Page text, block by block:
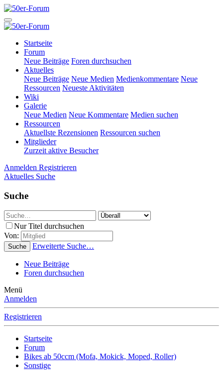
Startseite
Forum
Neue Beiträge Foren durchsuchen
Aktuelles
Neue Beiträge Neue Medien Medienkommentare Neue
Ressourcen Neueste Aktivitäten
Wiki
Galerie
Neue Medien Neue Kommentare Medien suchen
Ressourcen
Aktuellste Rezensionen Ressourcen suchen
Mitglieder
Zurzeit aktive Besucher
Anmelden Registrieren
Aktuelles Suche
Suche
Nur Titel durchsuchen
Von:
Suche Erweiterte Suche…
Neue Beiträge
Foren durchsuchen
Menü
Anmelden
Registrieren
Startseite
Forum
Bikes ab 50ccm (Mofa, Mokick, Moped, Roller)
Sonstige